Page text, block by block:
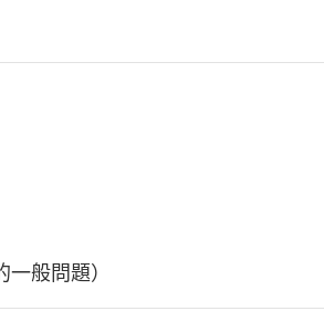
般問題）